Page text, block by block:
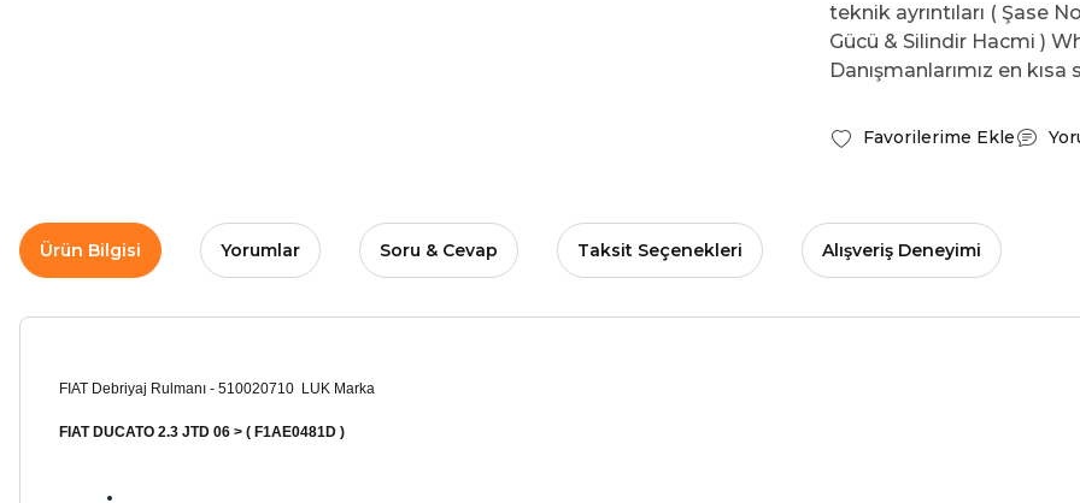
teknik ayrıntıları ( Şase
Gücü & Silindir Hacmi )
Danışmanlarımız en
Ürün Bilgisi Yorumlar Soru & Cevap Taksit Seçenekleri Alışveriş Deneyimi
FIAT Debriyaj Rulmanı - 510020710 LUK Marka
FIAT DUCATO 2.3 JTD 06 > ( F1AE0481D )